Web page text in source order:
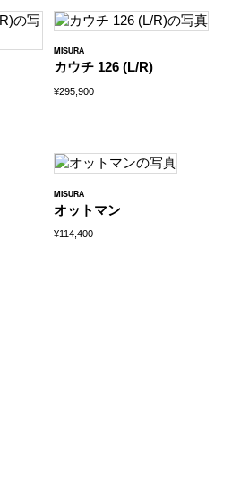
MISURA
カウチ 126 (L/R)
¥295,900
MISURA
オットマン
¥114,400